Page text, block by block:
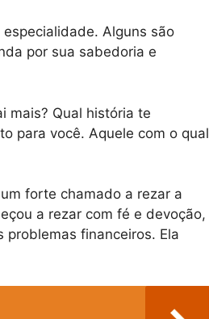
Alguns são
por sua sabedoria e
mais? Qual história te
para você. Aquele com o qual
forte chamado a rezar a
a rezar com fé e devoção,
problemas financeiros. Ela